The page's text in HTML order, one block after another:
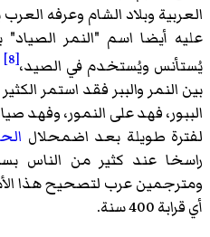
العربية وبلاد الشام وعرفه
عليه أيضا اسم "النمر الصياد"
يُستأنس ويُستخدم في الصيد،[8]
بين النمر والببر فقد استمر
الببور، فهد على النمور، وفهد
لفترة طويلة بعد اضمحلال
راسخا عند كثير من الناس
ومترجمين عرب لتصحيح هذا
أي قرابة 400 سنة.